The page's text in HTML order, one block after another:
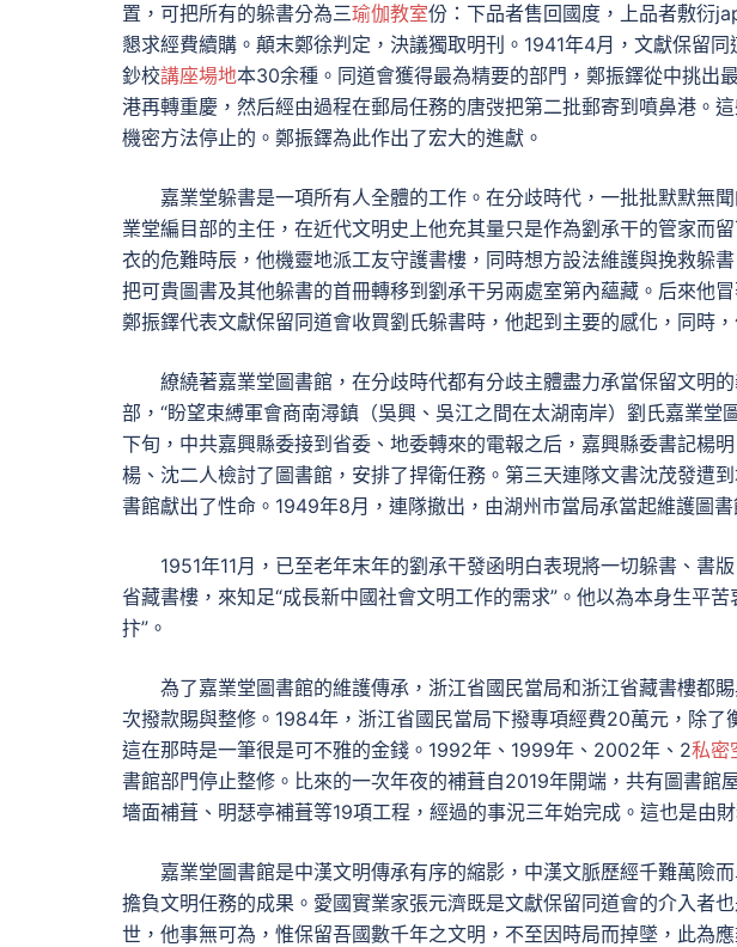
置，可把所有的躲書分為三瑜伽教室份：下品者售回國度，上品者敷衍
懇求經費續購。顛末鄭徐判定，決議獨取明刊。1941年4月，文獻保留
鈔校講座場地本30余種。同道會獲得最為精要的部門，鄭振鐸從中挑出
港再轉重慶，然后經由過程在郵局任務的唐弢把第二批郵寄到噴鼻港。
機密方法停止的。鄭振鐸為此作出了宏大的進獻。
嘉業堂躲書是一項所有人全體的工作。在分歧時代，一批批默默無
業堂編目部的主任，在近代文明史上他充其量只是作為劉承干的管家而
衣的危難時辰，他機靈地派工友守護書樓，同時想方設法維護與挽救躲
把可貴圖書及其他躲書的首冊轉移到劉承干另兩處室第內蘊藏。后來他
鄭振鐸代表文獻保留同道會收買劉氏躲書時，他起到主要的感化，同時
繚繞著嘉業堂圖書館，在分歧時代都有分歧主體盡力承當保留文明
部，“盼望束縛軍會商南潯鎮（吳興、吳江之間在太湖南岸）劉氏嘉業堂
下旬，中共嘉興縣委接到省委、地委轉來的電報之后，嘉興縣委書記楊
楊、沈二人檢討了圖書館，安排了捍衛任務。第三天連隊文書沈茂發遭
書館獻出了性命。1949年8月，連隊撤出，由湖州市當局承當起維護圖書
1951年11月，已至老年末年的劉承干發函明白表現將一切躲書、書
省藏書樓，來知足“成長新中國社會文明工作的需求”。他以為本身生平
抃”。
為了嘉業堂圖書館的維護傳承，浙江省國民當局和浙江省藏書樓都
次撥款賜與整修。1984年，浙江省國民當局下撥專項經費20萬元，除了
這在那時是一筆很是可不雅的金錢。1992年、1999年、2002年、2私密
書館部門停止整修。比來的一次年夜的補葺自2019年開端，共有圖書館
墻面補葺、明瑟亭補葺等19項工程，經過的事況三年始完成。這也是由
嘉業堂圖書館是中漢文明傳承有序的縮影，中漢文脈歷經千難萬險
擔負文明任務的成果。愛國實業家張元濟既是文獻保留同道會的介入者
世，他事無可為，惟保留吾國數千年之文明，不至因時局而掉墜，此為